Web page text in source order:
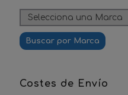
Costes de Envío